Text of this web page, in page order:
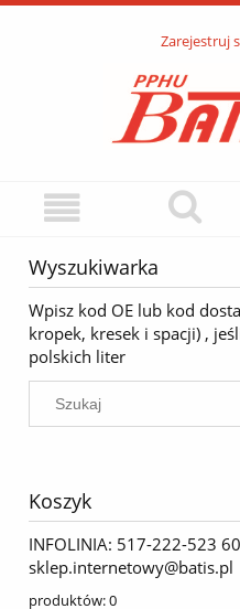
Zarejestruj
Wyszukiwarka
Wpisz kod OE lub kod
kropek, kresek i spacji) ,
polskich liter
Koszyk
INFOLINIA: 517-222-523
sklep.internetowy@batis.pl
produktów:0